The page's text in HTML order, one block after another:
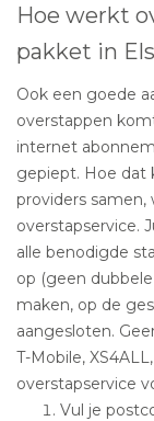
Hoe werkt
pakket in
Ook een goede
overstappen
internet
gepiept. Hoe dat
providers
overstapservice.
alle benodigde
op (geen
maken, op de
aangesloten.
T-Mobile,
overstapservice
Vul je